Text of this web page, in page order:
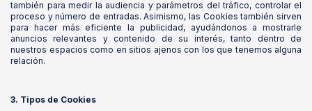
también para medir la audiencia y parámetros del tráfico, controlar el
proceso y número de entradas. Asimismo, las Cookies también sirven
para hacer más eficiente la publicidad, ayudándonos a mostrarle
anuncios relevantes y contenido de su interés, tanto dentro de
nuestros espacios como en sitios ajenos con los que tenemos alguna
relación.
3. Tipos de Cookies